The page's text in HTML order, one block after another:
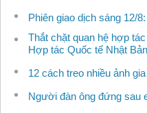
Phiên giao dịch sáng 12/
Thắt chặt quan hệ hợp
Hợp tác Quốc tế Nhật Bản
12 cách treo nhiều ảnh
Người đàn ông đứng sau